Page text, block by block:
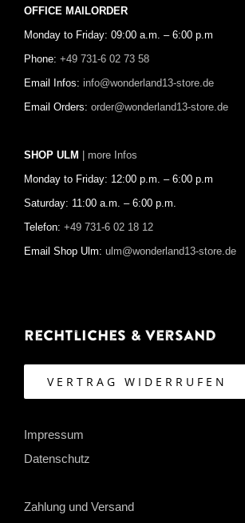
OFFICE MAILORDER
Monday to Friday: 09:00 a.m. – 6:00 p.m
Phone: +49 731-6 02 73 58
Email Infos: info@wonderland13-store.de
Email Orders: order@wonderland13-store.de
SHOP ULM | more Infos
Monday to Friday: 12:00 p.m. – 6:00 p.m
Saturday: 11:00 a.m. – 6:00 p.m.
Telefon: +49 731-6 02 18 12
Email Shop Ulm: ulm@wonderland13-store.de
Rechtliches & Versand
VERTRAG WIDERRUFEN
Impressum
Datenschutz
Zahlung und Versand